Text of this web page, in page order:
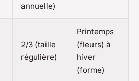
annuelle)
2/3 (taille
régulière)
Printemps
(fleurs) à
hiver
(forme)